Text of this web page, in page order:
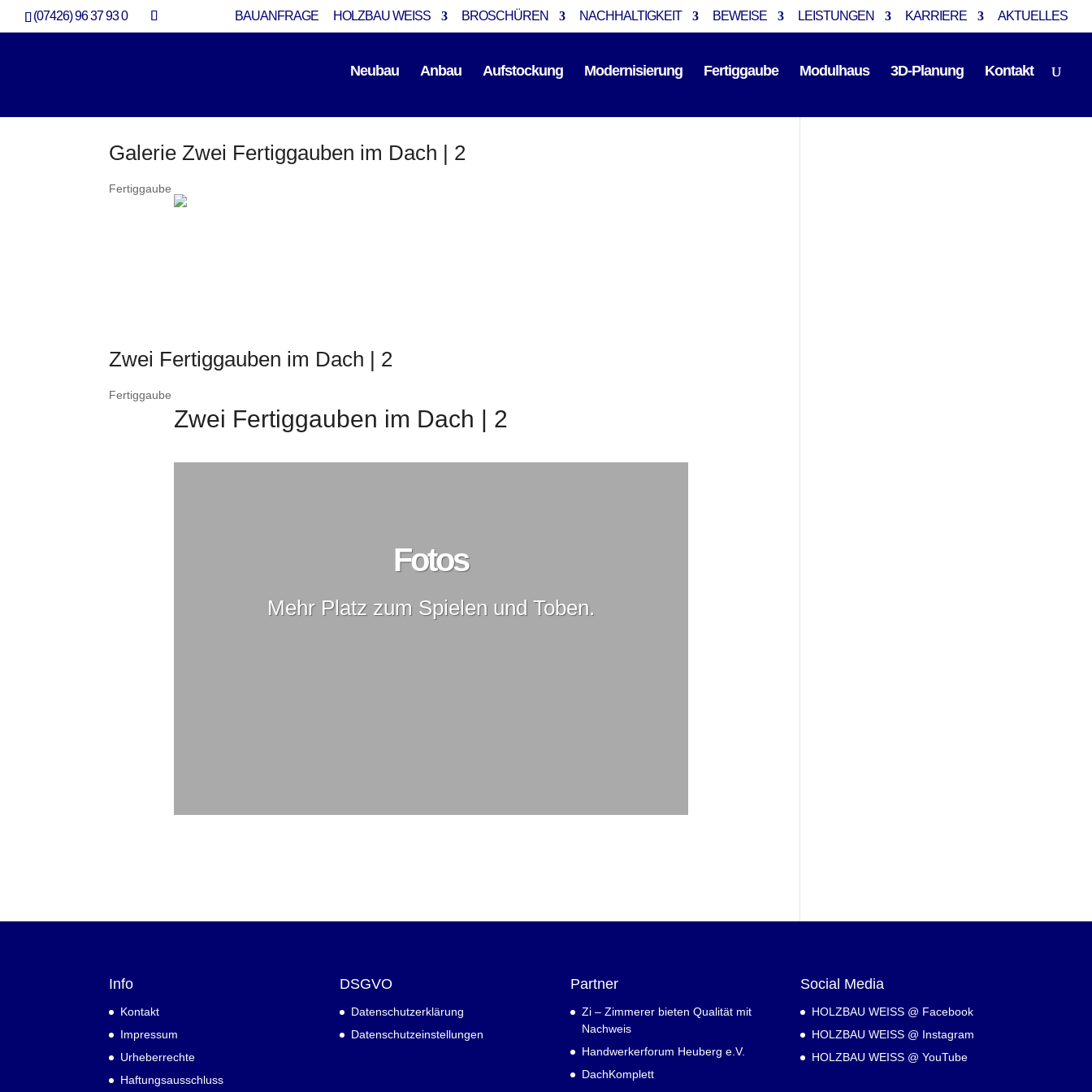
(07426) 96 37 93 0 BAUANFRAGE HOLZBAU WEISS BROSCHÜREN NACHHALTIGKEIT BEWEISE LEISTUNGEN KARRIERE AKTUELLES
Neubau Anbau Aufstockung Modernisierung Fertiggaube Modulhaus 3D-Planung Kontakt
Galerie Zwei Fertiggauben im Dach | 2
Fertiggaube
Zwei Fertiggauben im Dach | 2
Fertiggaube
Zwei Fertiggauben im Dach | 2
Fotos
Mehr Platz zum Spielen und Toben.
Info
Kontakt
Impressum
Urheberrechte
Haftungsausschluss
DSGVO
Datenschutzerklärung
Datenschutzeinstellungen
Partner
Zi – Zimmerer bieten Qualität mit
Nachweis
Handwerkerforum Heuberg e.V.
DachKomplett
Social Media
HOLZBAU WEISS @ Facebook
HOLZBAU WEISS @ Instagram
HOLZBAU WEISS @ YouTube